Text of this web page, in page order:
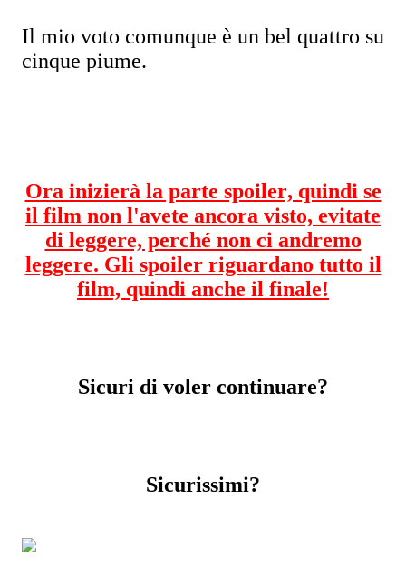
Il mio voto comunque è un bel quattro su
cinque piume.
Ora inizierà la parte spoiler, quindi se
il film non l'avete ancora visto, evitate
di leggere, perché non ci andremo
leggere. Gli spoiler riguardano tutto il
film, quindi anche il finale!
Sicuri di voler continuare?
Sicurissimi?